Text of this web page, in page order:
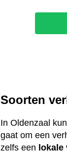
Soorten
In Oldenzaal
gaat om een
zelfs een lokale